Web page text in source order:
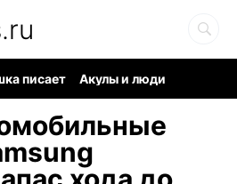
писает
Акулы и люди